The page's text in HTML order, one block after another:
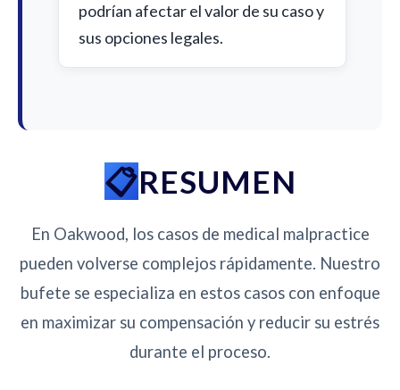
podrían afectar el valor de su caso y
sus opciones legales.
RESUMEN
En Oakwood, los casos de medical malpractice
pueden volverse complejos rápidamente. Nuestro
bufete se especializa en estos casos con enfoque
en maximizar su compensación y reducir su estrés
durante el proceso.